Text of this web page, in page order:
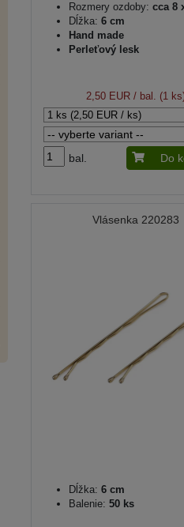
Rozmery ozdoby: cca 8
Dĺžka: 6 cm
Hand made
Perleťový lesk
2,50 EUR / bal. (1
bal. Do
Vlásenka 220283
Dĺžka: 6 cm
Balenie: 50 ks